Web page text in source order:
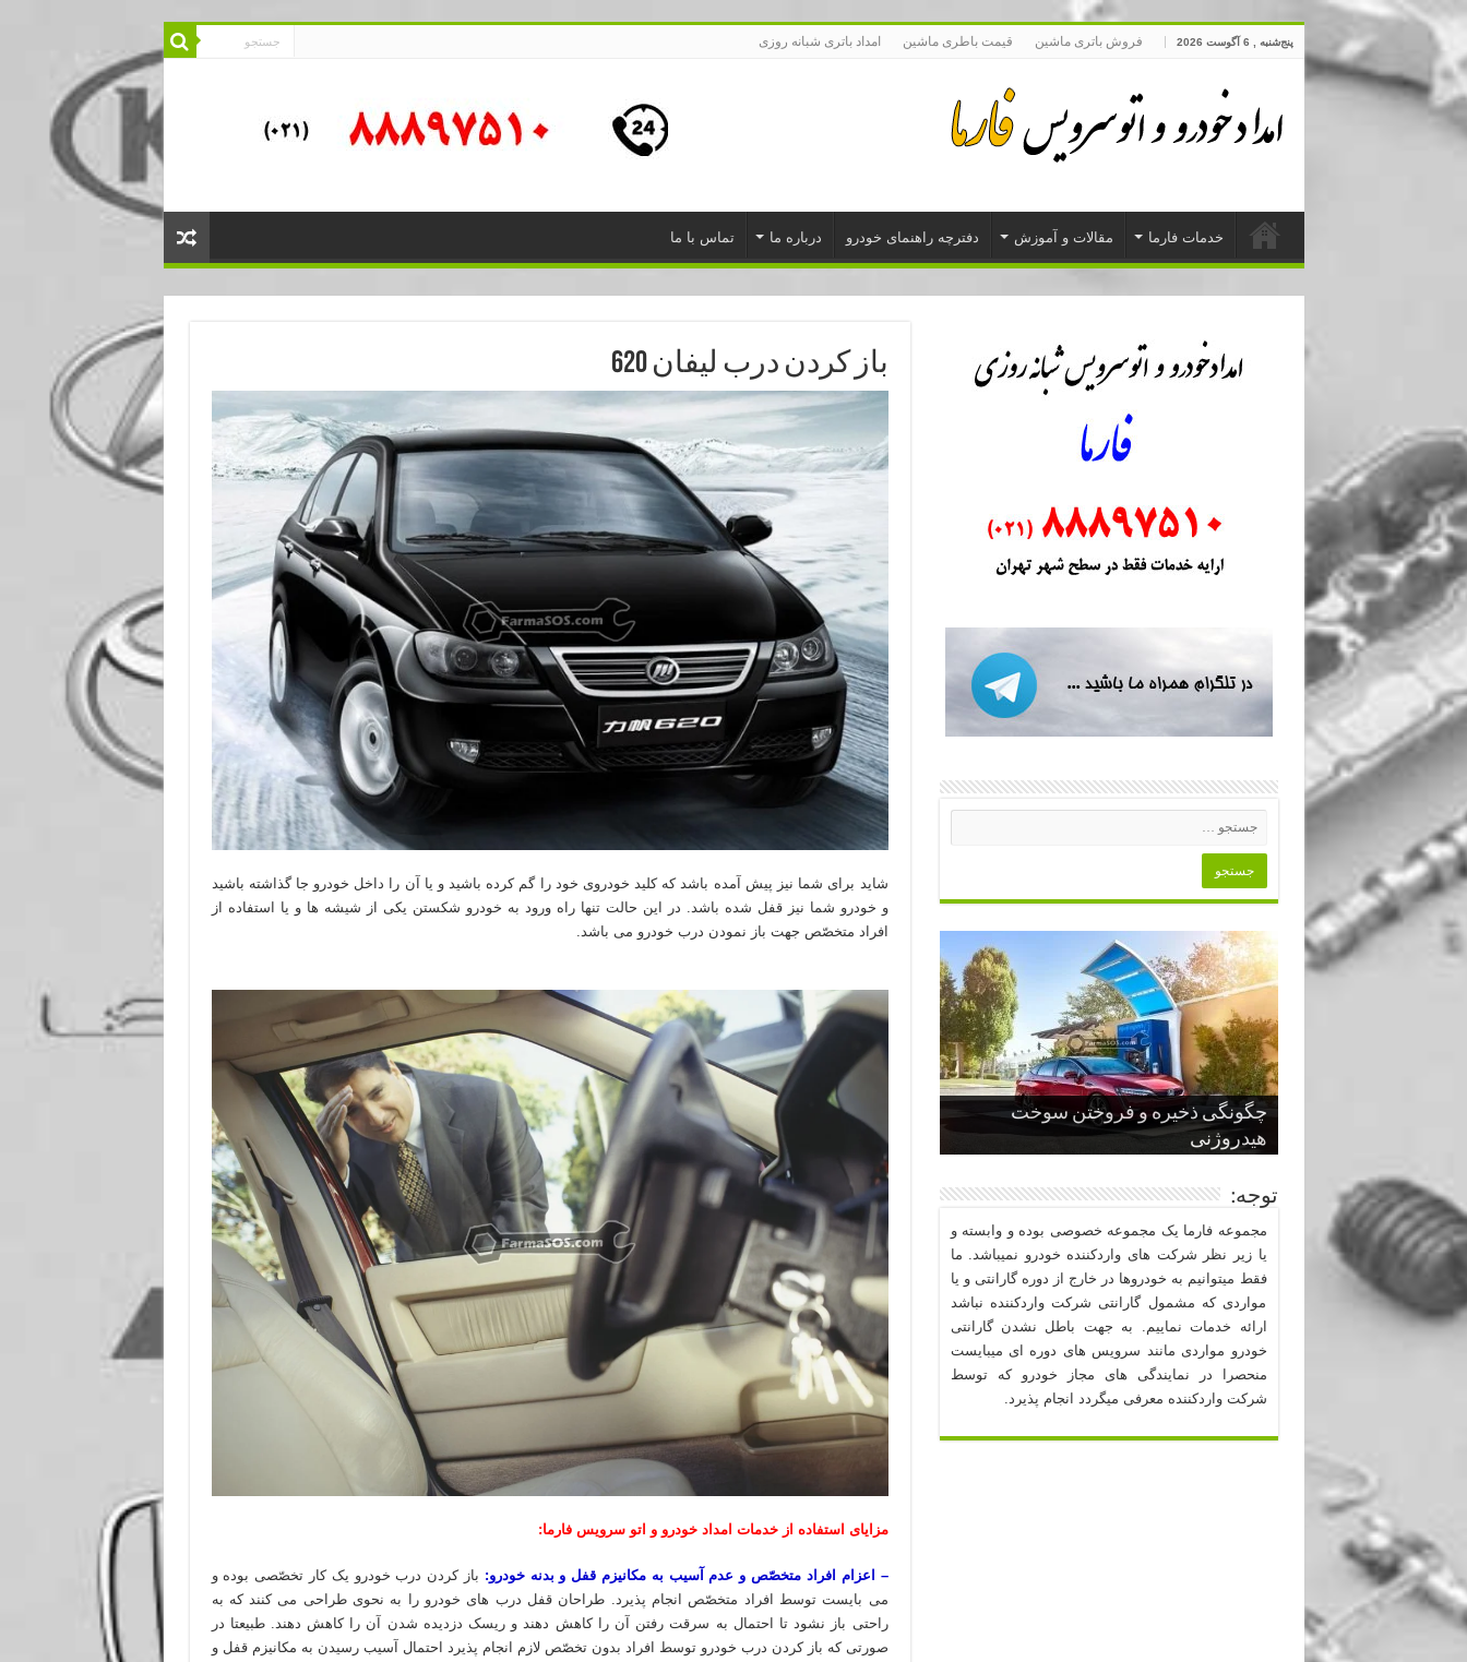
پنج‌شنبه , 6 آگوست 2026 فروش باتری ماشین قیمت باطری ماشین امداد باتری شبانه روزی
خدمات فارما مقالات و آموزش دفترچه راهنمای خودرو درباره ما تماس با ما
باز کردن درب لیفان 620
شاید برای شما نیز پیش آمده باشد که کلید خودروی خود را گم کرده باشید و یا آن را داخل خودرو جا گذاشته باشید
و خودرو شما نیز قفل شده باشد. در این حالت تنها راه ورود به خودرو شکستن یکی از شیشه ها و یا استفاده از
افراد متخصّص جهت باز نمودن درب خودرو می باشد.
مزایای استفاده از خدمات امداد خودرو و اتو سرویس فارما:
– اعزام افراد متخصّص و عدم آسیب به مکانیزم قفل و بدنه خودرو: باز کردن درب خودرو یک کار تخصّصی بوده و
می بایست توسط افراد متخصّص انجام پذیرد. طراحان قفل درب های خودرو را به نحوی طراحی می کنند که به
راحتی باز نشود تا احتمال به سرقت رفتن آن را کاهش دهند و ریسک دزدیده شدن آن را کاهش دهند. طبیعتا در
صورتی که باز کردن درب خودرو توسط افراد بدون تخصّص لازم انجام پذیرد احتمال آسیب رسیدن به مکانیزم قفل و
چگونگی ذخیره و فروختن سوخت
هیدروژنی
قدرتمندترین ماسل کارها یا خودروهای
عضلانی امریکایی
چرا نمک باعث خوردگی خودرو می شود؟
پنج کابین جذاب سال های اخیر صنعت
خودروسازی
از صفر تا صد طراحی خودرو قسمت
سوم
توجه:
مجموعه فارما یک مجموعه خصوصی بوده و وابسته و
یا زیر نظر شرکت های واردکننده خودرو نمیباشد. ما
فقط میتوانیم به خودروها در خارج از دوره گارانتی و یا
مواردی که مشمول گارانتی شرکت واردکننده نباشد
ارائه خدمات نماییم. به جهت باطل نشدن گارانتی
خودرو مواردی مانند سرویس های دوره ای میبایست
منحصرا در نمایندگی های مجاز خودرو که توسط
شرکت واردکننده معرفی میگردد انجام پذیرد.